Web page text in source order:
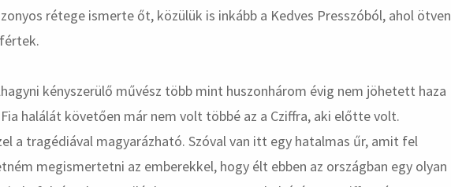
rétege ismerte őt, közülük is inkább a Kedves Presszóból, ahol ötven
kényszerülő művész több mint huszonhárom évig nem jöhetett haza
halálát követően már nem volt többé az a Cziffra, aki előtte volt.
a tragédiával magyarázható. Szóval van itt egy hatalmas űr, amit fel
megismertetni az emberekkel, hogy élt ebben az országban egy olyan